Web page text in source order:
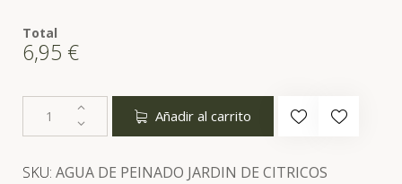
Total
6,95 €
Añadir al carrito
SKU: AGUA DE PEINADO JARDIN DE CITRICOS